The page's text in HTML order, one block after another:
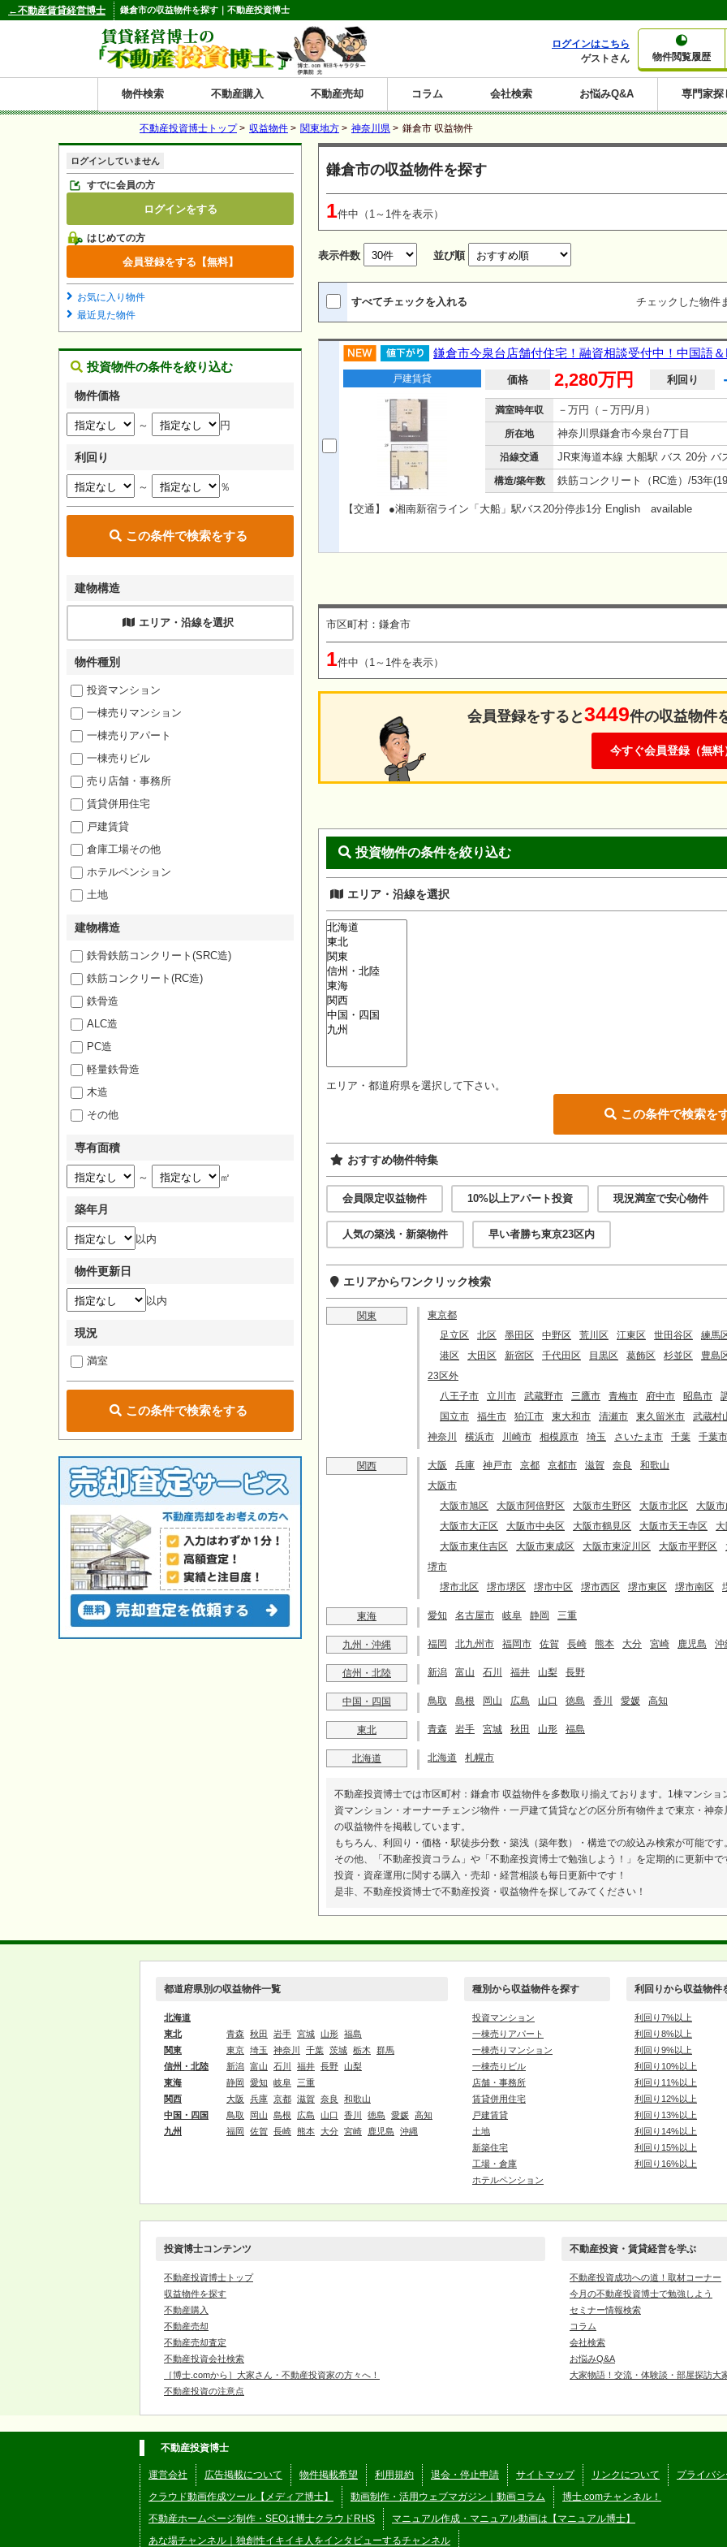
鎌倉市の収益物件を探す｜不動産投資博士
物件閲覧履歴
ログインはこちら
ゲストさん
物件検索
北
海
道
東
北
青森
秋田
岩手
宮城
山形
福島
関
東
東京
埼玉
神奈川
千葉
茨城
栃木
群馬
信
州・
北
新潟
富山
石川
福井
長野
山梨
東
海
静岡
愛知
岐阜
三重
関
西
大阪
兵庫
京都
滋賀
奈良
和歌山
中
国・
四
鳥取
岡山
島根
広島
山口
香川
徳島
愛媛
高知
九
州
福岡
佐賀
長崎
熊本
大分
宮崎
鹿児島
沖縄 投資マンション
一棟売りアパート
一棟売りマンション
一棟売りビル
店舗・事務所
賃貸併用住宅
戸建賃貸
新築住宅
工場・倉庫
ホテルペンション
不動産購入 不動産売却 コラム
購入コラム
売却コラム
大家さんコラム
賃貸経営コラム
会社検索 お悩みQ&A 専門家探
←不動産賃貸経営博士
不動産投資博士トップ> 収益物件 > 関東地方 > 神奈川県 > 鎌倉市 収益物件
鎌倉市の収益物件を探す
1件中（1～1件を表示）
表示件数 並び順
すべてチェックを入れる チェックした物件
鎌倉市今泉台店舗付住宅！融資相談受付中！中国語
戸建賃貸 価格 2,280万円 利回り
満室時年収 －万円（－万円/月）
所在地 神奈川県鎌倉市今泉台7丁目
沿線交通
構造/築年数
【交通】 ●湘南新宿ライン「大船」駅バス20分停歩1分 English available
市区町村：鎌倉市
1件中（1～1件を表示）
会員登録をすると3449件の収益物件
今すぐ会員登録（無料
投資物件の条件を絞り込む
エリア・沿線を選択
エリア・都道府県を選択して下さい。
この条件で検索を
おすすめ物件特集
会員限定収益物件 10%以上アパート投資 現況満室で安心物件
人気の築浅・新築物件 早い者勝ち東京23区内
エリアからワンクリック検索
関東
東京都
足立区
北区 墨田区 中野区 荒川区 江東区 世田谷区
練馬
港区
大田区 新宿区 千代田区 目黒区 葛飾区 杉並区
豊島
23区外
八王子市
立川市 武蔵野市 三鷹市 青梅市 府中市 昭島市
国立市
福生市 狛江市 東大和市 清瀬市 東久留米市
武蔵村
神奈川
横浜市 川崎市 相模原市 埼玉 さいたま市 千葉 千葉市
関西 大阪 兵庫 神戸市 京都 京都市 滋賀 奈良
和歌山
大阪市
大阪市旭区
大阪市阿倍野区 大阪市生野区 大阪市北区
大阪
大阪市大正区
大阪市中央区 大阪市鶴見区 大阪市天王寺区
大阪市東住吉区
大阪市東成区 大阪市東淀川区 大阪市平野区
堺市
堺市北区
堺市堺区 堺市中区 堺市西区 堺市東区 堺市南区
東海 愛知 名古屋市 岐阜 静岡 三重
九州・沖縄 福岡 北九州市 福岡市 佐賀 長崎 熊本 大分 宮崎 鹿児島 沖
信州・北陸 新潟 富山 石川 福井 山梨 長野
中国・四国 鳥取 島根 岡山 広島 山口 徳島 香川 愛媛 高知
東北 青森 岩手 宮城 秋田 山形 福島
北海道 北海道 札幌市
不動産投資博士では市区町村：鎌倉市 収益物件を多数取り揃えております。1棟マンシ
資マンション・オーナーチェンジ物件・一戸建て賃貸などの区分所有物件まで東京・神
の収益物件を掲載しています。
もちろん、利回り・価格・駅徒歩分数・築浅（築年数）・構造での絞込み検索が可能です
その他、「不動産投資コラム」や「不動産投資博士で勉強しよう！」を定期的に更新中
投資・資産運用に関する購入・売却・経営相談も毎日更新中です！
是非、不動産投資博士で不動産投資・収益物件を探してみてください！
ログインしていません
すでに会員の方
ログインをする
はじめての方
会員登録をする【無料】
お気に入り物件
最近見た物件
投資物件の条件を絞り込む
物件価格
～ 円
利回り
～ ％
この条件で検索をする
建物構造
エリア・沿線を選択
物件種別
投資マンション
一棟売りマンション
一棟売りアパート
一棟売りビル
売り店舗・事務所
賃貸併用住宅
戸建賃貸
倉庫工場その他
ホテルペンション
土地
建物構造
鉄骨鉄筋コンクリート(SRC造)
鉄筋コンクリート(RC造)
鉄骨造
ALC造
PC造
軽量鉄骨造
木造
その他
専有面積
～ ㎡
築年月
以内
物件更新日
以内
現況
満室
この条件で検索をする
都道府県別の収益物件一覧
北海道
東北
青森 秋田 岩手 宮城 山形 福島
関東
東京 埼玉 神奈川 千葉 茨城 栃木
群馬
信州・北陸
新潟 富山 石川 福井 長野
山梨
東海
静岡 愛知 岐阜
三重
関西
大阪 兵庫 京都 滋賀 奈良
和歌山
中国・四国
鳥取 岡山 島根 広島 山口 香川 徳島 愛媛 高知
九州
福岡 佐賀 長崎 熊本 大分 宮崎 鹿児島 沖縄
種別から収益物件を探す
投資マンション
一棟売りアパート
一棟売りマンション
一棟売りビル
店舗・事務所
賃貸併用住宅
戸建賃貸
土地
新築住宅
工場・倉庫
ホテルペンション
利回りから収益物件
利回り7%以上
利回り8%以上
利回り9%以上
利回り10%以上
利回り11%以上
利回り12%以上
利回り13%以上
利回り14%以上
利回り15%以上
利回り16%以上
投資博士コンテンツ
不動産投資博士トップ
収益物件を探す
不動産購入
不動産売却
不動産売却査定
不動産投資会社検索
［博士.comから］大家さん・不動産投資家の方々へ！
不動産投資の注意点
不動産投資・賃貸経営を学ぶ
不動産投資成功への道！取材コーナー
今月の不動産投資博士で勉強しよう
セミナー情報検索
コラム
会社検索
お悩みQ&A
大家物語！交流・体験談・部屋探訪大
不動産投資博士
運営会社 広告掲載について 物件掲載希望 利用規約 退会・停止申請 サイトマップ リンクについて
プライバ
クラウド動画作成ツール【メディア博士】
動画制作・活用ウェブマガジン｜動画コラム
博士.comチャンネル！
不動産ホームページ制作・SEOは博士クラウドRHS
マニュアル作成・マニュアル動画は【マニュアル博士】
あな場チャンネル｜独創性イキイキ人をインタビューするチャンネル